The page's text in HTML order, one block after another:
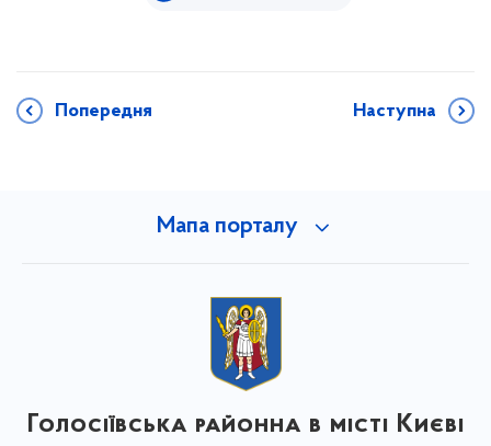
Попередня Наступна
Мапа порталу
Голосіївська районна в місті Києві